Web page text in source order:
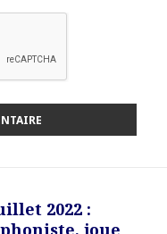
2022 :
joue